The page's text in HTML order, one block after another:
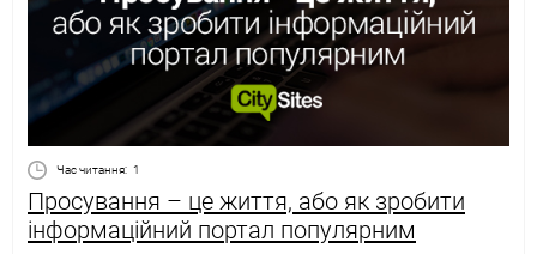
Час читання: 1
Просування – це життя, або як зробити
інформаційний портал популярним